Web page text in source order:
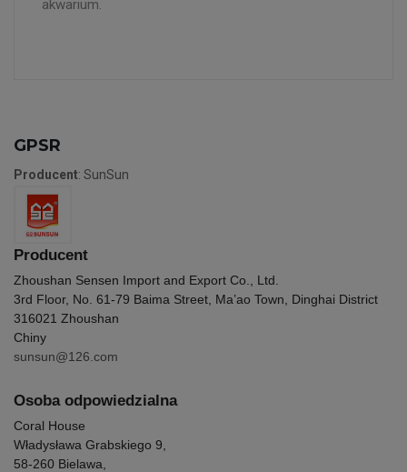
akwarium.
GPSR
Producent: SunSun
Producent
Zhoushan Sensen Import and Export Co., Ltd.
3rd Floor, No. 61-79 Baima Street, Ma’ao Town, Dinghai District
316021 Zhoushan
Chiny
sunsun@126.com
Osoba odpowiedzialna
Coral House
Władysława Grabskiego 9,
58-260 Bielawa,